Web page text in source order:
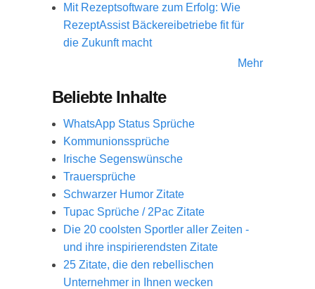
Mit Rezeptsoftware zum Erfolg: Wie
RezeptAssist Bäckereibetriebe fit für
die Zukunft macht
Mehr
Beliebte Inhalte
WhatsApp Status Sprüche
Kommunionssprüche
Irische Segenswünsche
Trauersprüche
Schwarzer Humor Zitate
Tupac Sprüche / 2Pac Zitate
Die 20 coolsten Sportler aller Zeiten -
und ihre inspirierendsten Zitate
25 Zitate, die den rebellischen
Unternehmer in Ihnen wecken